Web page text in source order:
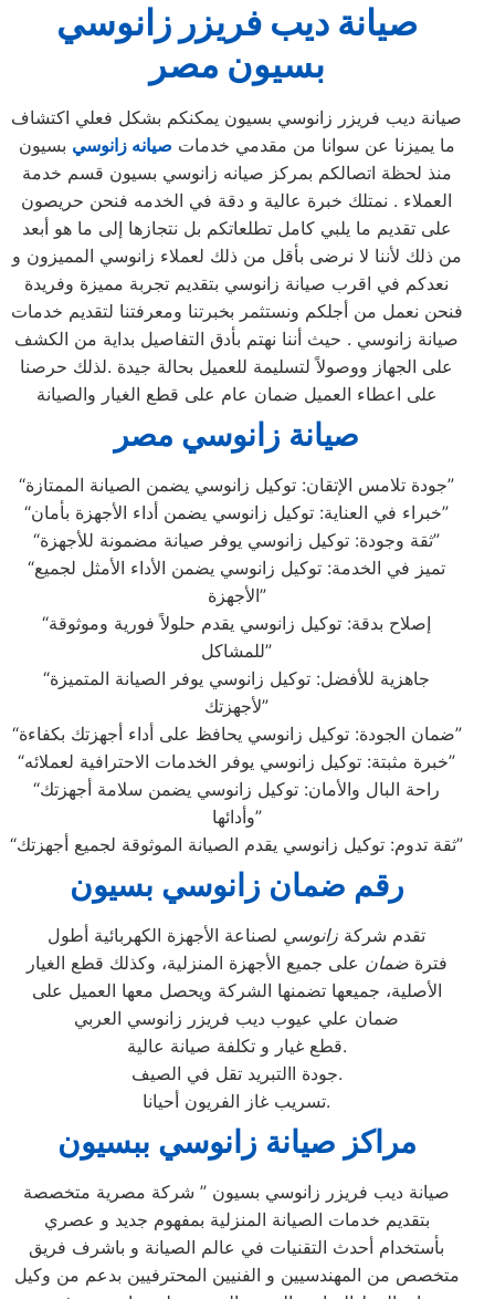
صيانة ديب فريزر زانوسي
بسيون مصر
صيانة ديب فريزر زانوسي بسيون يمكنكم بشكل فعلي اكتشاف
ما يميزنا عن سوانا من مقدمي خدمات صيانه زانوسي بسيون
منذ لحظة اتصالكم بمركز صيانه زانوسي بسيون قسم خدمة
العملاء . نمتلك خبرة عالية و دقة في الخدمه فنحن حريصون
على تقديم ما يلبي كامل تطلعاتكم بل نتجازها إلى ما هو أبعد
من ذلك لأننا لا نرضى بأقل من ذلك لعملاء زانوسي المميزون و
نعدكم في اقرب صيانة زانوسي بتقديم تجربة مميزة وفريدة
فنحن نعمل من أجلكم ونستثمر بخبرتنا ومعرفتنا لتقديم خدمات
صيانة زانوسي . حيث أننا نهتم بأدق التفاصيل بداية من الكشف
على الجهاز ووصولاً لتسليمة للعميل بحالة جيدة .لذلك حرصنا
على اعطاء العميل ضمان عام على قطع الغيار والصيانة
صيانة زانوسي مصر
“جودة تلامس الإتقان: توكيل زانوسي يضمن الصيانة الممتازة”
“خبراء في العناية: توكيل زانوسي يضمن أداء الأجهزة بأمان”
“ثقة وجودة: توكيل زانوسي يوفر صيانة مضمونة للأجهزة”
“تميز في الخدمة: توكيل زانوسي يضمن الأداء الأمثل لجميع
الأجهزة”
“إصلاح بدقة: توكيل زانوسي يقدم حلولاً فورية وموثوقة
للمشاكل”
“جاهزية للأفضل: توكيل زانوسي يوفر الصيانة المتميزة
لأجهزتك”
“ضمان الجودة: توكيل زانوسي يحافظ على أداء أجهزتك بكفاءة”
“خبرة مثبتة: توكيل زانوسي يوفر الخدمات الاحترافية لعملائه”
“راحة البال والأمان: توكيل زانوسي يضمن سلامة أجهزتك
وأدائها”
“ثقة تدوم: توكيل زانوسي يقدم الصيانة الموثوقة لجميع أجهزتك”
رقم ضمان زانوسي بسيون
تقدم شركة زانوسي لصناعة الأجهزة الكهربائية أطول
فترةضمان على جميع الأجهزة المنزلية، وكذلك قطع الغيار
الأصلية، جميعها تضمنها الشركة ويحصل معها العميل على
ضمان علي عيوب ديب فريزر زانوسي العربي
قطع غيار و تكلفة صيانة عالية.
جودة االتبريد تقل في الصيف.
تسريب غاز الفريون أحيانا.
مراكز صيانة زانوسي ببسيون
صيانة ديب فريزر زانوسي بسيون ” شركة مصرية متخصصة
بتقديم خدمات الصيانة المنزلية بمفهوم جديد و عصري
بأستخدام أحدث التقنيات في عالم الصيانة و باشرف فريق
متخصص من المهندسيين و الفنيين المحترفيين بدعم من وكيل